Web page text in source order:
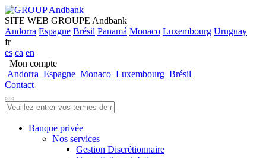
SITE WEB GROUPE Andbank
Andorra Espagne Brésil Panamá Monaco Luxembourg Uruguay
fr
es ca en
Mon compte
Andorra Espagne Monaco Luxembourg Brésil
Contact
Banque privée
Nos services
Gestion Discrétionnaire